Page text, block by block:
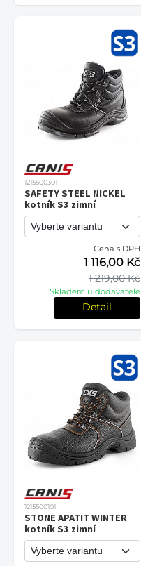
1215500301
SAFETY STEEL NICKEL
kotník S3 zimní
Cena s DPH
1 219,00 Kč
1 116,00 Kč
Skladem u dodavatele
Detail
1215500101
STONE APATIT WINTER
kotník S3 zimní